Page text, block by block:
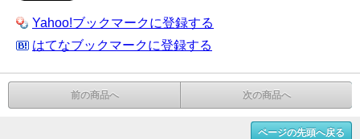
Yahoo!ブックマークに登録する
はてなブックマークに登録する
前の商品へ 次の商品へ
ページの先頭へ戻る